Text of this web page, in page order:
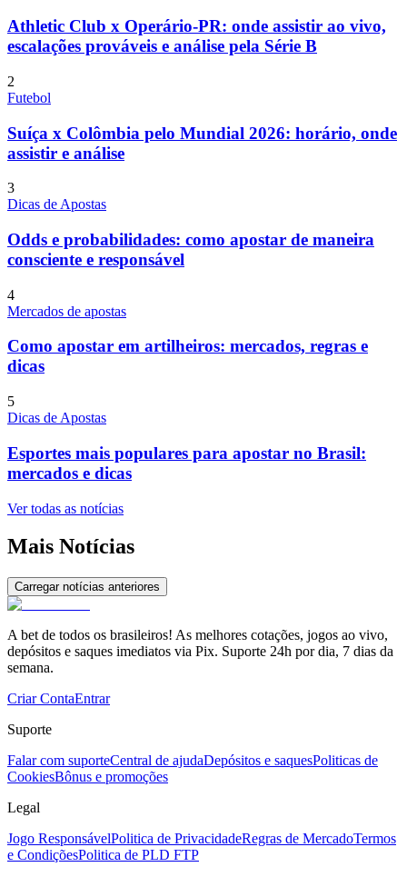
Athletic Club x Operário-PR: onde assistir ao vivo,
escalações prováveis e análise pela Série B
2
Futebol
Suíça x Colômbia pelo Mundial 2026: horário, onde
assistir e análise
3
Dicas de Apostas
Odds e probabilidades: como apostar de maneira
consciente e responsável
4
Mercados de apostas
Como apostar em artilheiros: mercados, regras e
dicas
5
Dicas de Apostas
Esportes mais populares para apostar no Brasil:
mercados e dicas
Ver todas as notícias
Mais Notícias
Carregar notícias anteriores
A bet de todos os brasileiros! As melhores cotações, jogos ao vivo,
depósitos e saques imediatos via Pix. Suporte 24h por dia, 7 dias da
semana.
Criar ContaEntrar
Suporte
Falar com suporteCentral de ajudaDepósitos e saquesPoliticas de
CookiesBônus e promoções
Legal
Jogo ResponsávelPolitica de PrivacidadeRegras de MercadoTermos
e CondiçõesPolitica de PLD FTP